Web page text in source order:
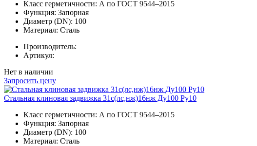
Класс герметичности: А по ГОСТ 9544–2015
Функция: Запорная
Диаметр (DN): 100
Материал: Сталь
Производитель:
Артикул:
Нет в наличии
Запросить цену
Стальная клиновая задвижка 31с(лс,нж)16нж Ду100 Ру10
Класс герметичности: А по ГОСТ 9544–2015
Функция: Запорная
Диаметр (DN): 100
Материал: Сталь